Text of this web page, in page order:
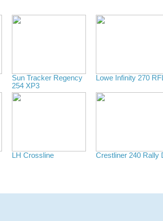
Sun Tracker Regency
254 XP3
Lowe Infinity 270
LH Crossline Crestliner 240 Rally